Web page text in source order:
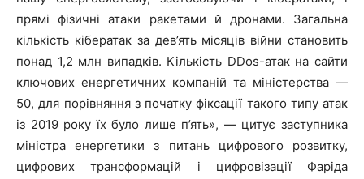
прямі фізичні атаки ракетами й дронами. Загальна
кількість кібератак за дев’ять місяців війни становить
понад 1,2 млн випадків. Кількість DDos-атак на сайти
ключових енергетичних компаній та міністерства —
50, для порівняння з початку фіксації такого типу атак
із 2019 року їх було лише п’ять», — цитує заступника
міністра енергетики з питань цифрового розвитку,
цифрових трансформацій і цифровізації Фаріда